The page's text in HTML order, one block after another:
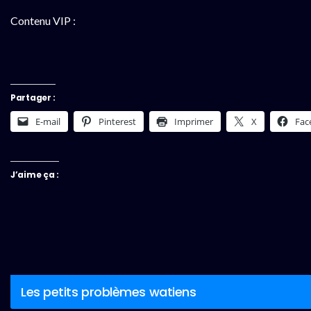
Contenu VIP :
Partager :
E-mail Pinterest Imprimer X
J’aime ça :
Les petits problèmes watiens